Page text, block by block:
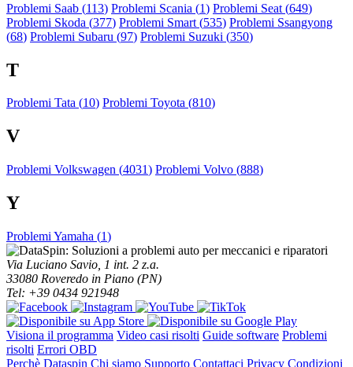
Problemi Saab (113) Problemi Scania (1) Problemi Seat (649)
Problemi Skoda (377) Problemi Smart (535) Problemi Ssangyong
(68) Problemi Subaru (97) Problemi Suzuki (350)
T
Problemi Tata (10) Problemi Toyota (810)
V
Problemi Volkswagen (4031) Problemi Volvo (888)
Y
Problemi Yamaha (1)
Via Luciano Savio, 1 int. 2 z.a.
33080 Roveredo in Piano (PN)
Tel: +39 0434 921948
Visiona il programma Video casi risolti Guide software Problemi
risolti Errori OBD
Perchè Dataspin Chi siamo Supporto Contattaci Privacy Condizioni